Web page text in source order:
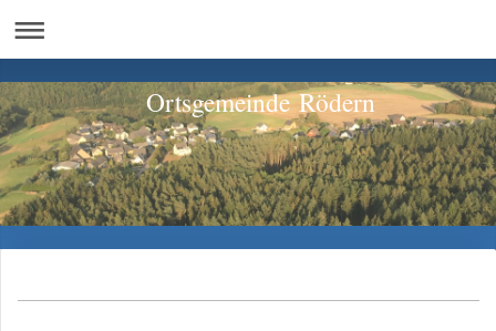
Ortsgemeinde Rödern